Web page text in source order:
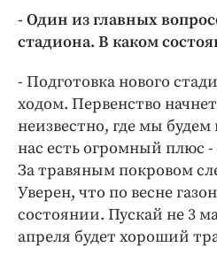
- Один из главных
стадиона. В каком
- Подготовка нового
ходом. Первенство
неизвестно, где мы
нас есть огромный плюс -
За травяным покровом
Уверен, что по весне
состоянии. Пускай не 3
апреля будет хороший